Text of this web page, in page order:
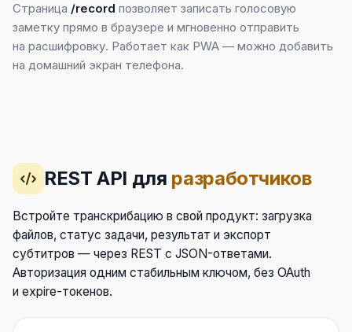
Страница /record позволяет записать голосовую
заметку прямо в браузере и мгновенно отправить
на расшифровку. Работает как PWA — можно добавить
на домашний экран телефона.
REST API для разработчиков
Встройте транскрибацию в свой продукт: загрузка
файлов, статус задачи, результат и экспорт
субтитров — через REST с JSON-ответами.
Авторизация одним стабильным ключом, без OAuth
и expire-токенов.